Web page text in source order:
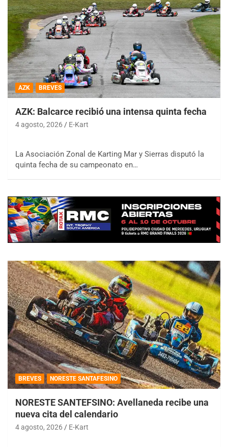
AZK BREVES
AZK: Balcarce recibió una intensa quinta fecha
4 agosto, 2026 E-Kart
La Asociación Zonal de Karting Mar y Sierras disputó la
quinta fecha de su campeonato en…
BREVES NORESTE SANTAFESINO
NORESTE SANTEFSINO: Avellaneda recibe una
nueva cita del calendario
4 agosto, 2026 E-Kart